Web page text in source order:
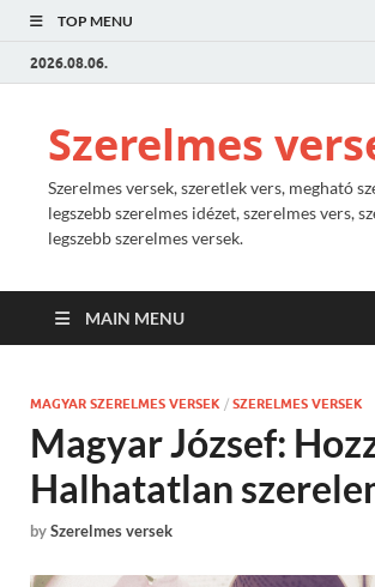
TOP MENU
2026.08.06.
Szerelmes
Szerelmes versek, szeretlek vers, megható
legszebb szerelmes idézet, szerelmes vers,
legszebb szerelmes versek.
MAIN MENU
MAGYAR SZERELMES VERSEK / SZERELMES VERSEK
Magyar József:
Halhatatlan
bySzerelmes versek